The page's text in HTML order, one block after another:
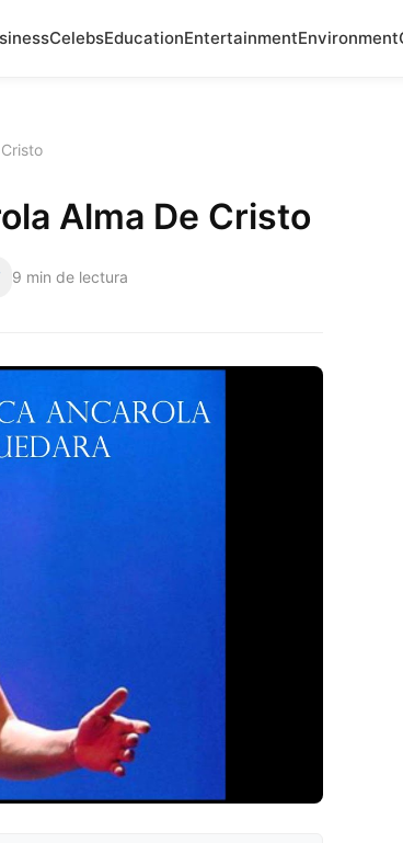
CelebsEducationEntertainmentEnvironment
Alma De Cristo
9 min de lectura